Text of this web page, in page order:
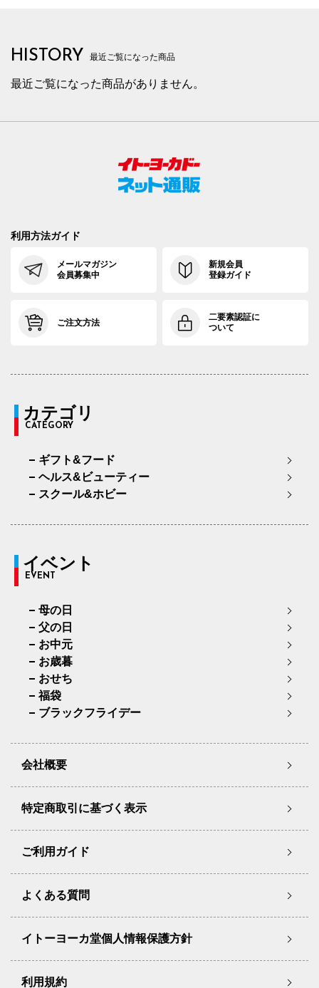
HISTORY 最近ご覧になった商品
最近ご覧になった商品がありません。
利用方法ガイド
メールマガジン
会員募集中
新規会員
登録ガイド
ご注文方法
二要素認証に
ついて
カテゴリ
CATEGORY
ギフト&フード
ヘルス&ビューティー
スクール&ホビー
イベント
EVENT
母の日
父の日
お中元
お歳暮
おせち
福袋
ブラックフライデー
会社概要
特定商取引に基づく表示
ご利用ガイド
よくある質問
イトーヨーカ堂個人情報保護方針
利用規約